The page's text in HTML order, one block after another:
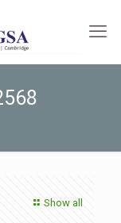
Show all